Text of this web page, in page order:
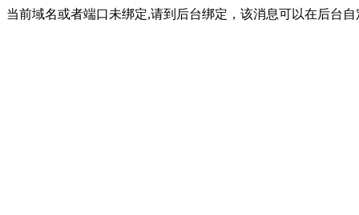
当前域名或者端口未绑定,请到后台绑定，该消息可以在后台自